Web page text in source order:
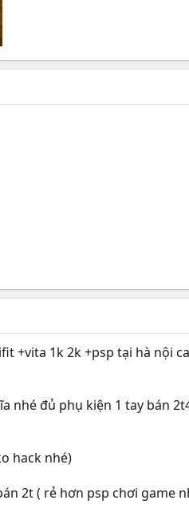
+vita 1k 2k +psp tại hà nội
nhé đủ phụ kiện 1 tay bán
hack nhé)
2t ( rẻ hơn psp chơi game